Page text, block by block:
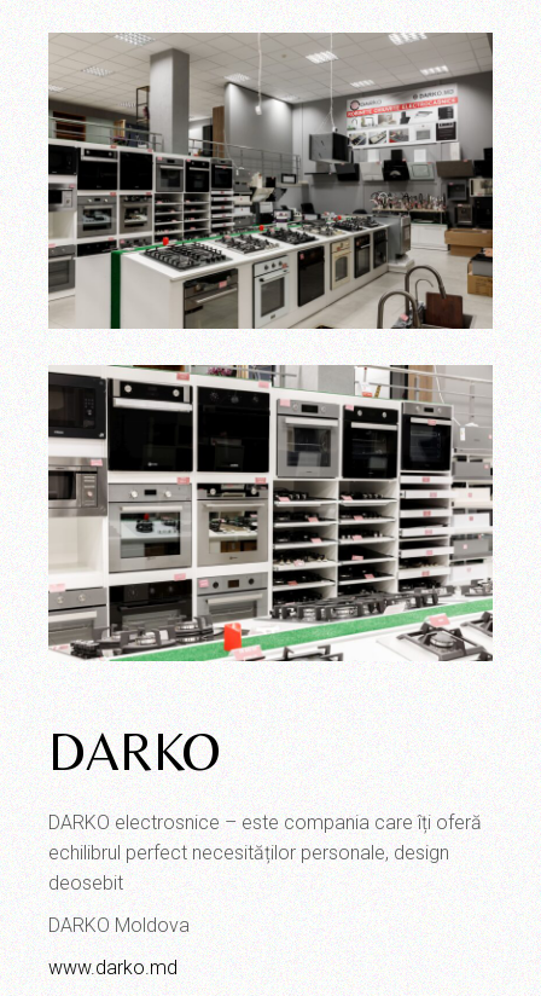
DARKO
DARKO electrosnice – este compania care îți oferă
echilibrul perfect necesităților personale, design
deosebit
DARKO Moldova
www.darko.md